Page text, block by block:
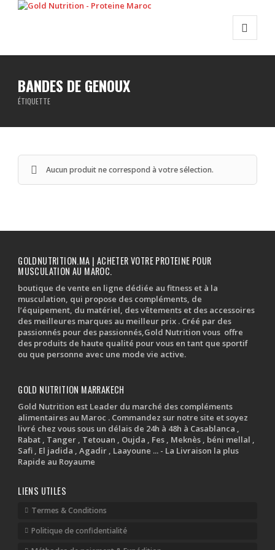
BANDES DE GENOUX
ÉTIQUETTE
Aucun produit ne correspond à votre sélection.
GOLDNUTRITION.MA | ACHETER VOTRE PROTEINE POUR
MUSCULATION AU MAROC.
boutique de vente en ligne dédiée au fitness et à la
musculation, qui propose des compléments, de
l’équipement, du matériel, des vêtements et des accessoires
des meilleures marques au meilleur prix . Créé par des
passionnés pour des passionnés,Gold Nutrition vous offre
des produits de haute qualité pour vous en tant que sportif
ou que personne avec une mode vie active.
GOLD NUTRITION MARRAKECH
Gold Nutrition est Leader du marché des compléments
alimentaires au Maroc . Commandez sur notre site et soyez
livré chez vous sous un délais de 24h à 48h à Casablanca ,
Rabat , Tanger , Tetouan , Oujda , Fes , Meknès , béni mellal ,
Safi , El jadida , Agadir , Laayoune ... - La Livraison la plus
Rapide au Royaume
LIENS UTILES
Termes & Conditions
Politique de confidentialité